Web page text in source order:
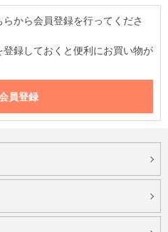
から会員登録を行ってくださ
録しておくと便利にお買い物が